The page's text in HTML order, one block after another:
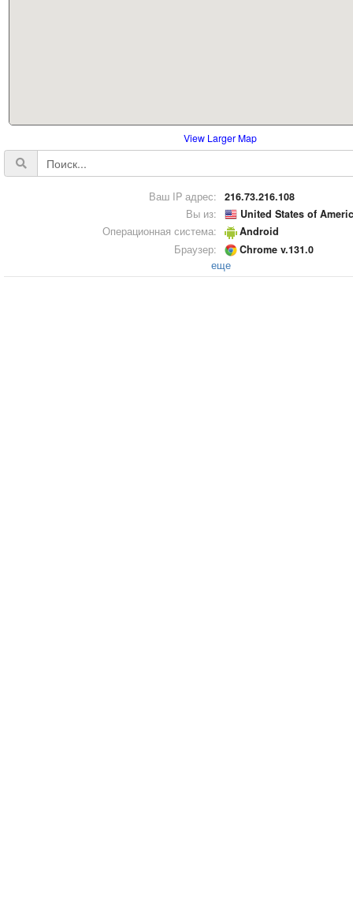
View Larger Map
Ваш IP адрес:
216.73.216.108
Вы из:
United States of
Операционная система:
Android
Браузер:
Chrome v.131.0
еще